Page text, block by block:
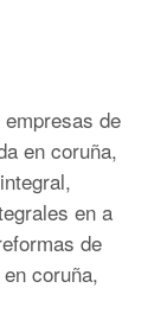
de
en coruña,
en a
de
coruña,